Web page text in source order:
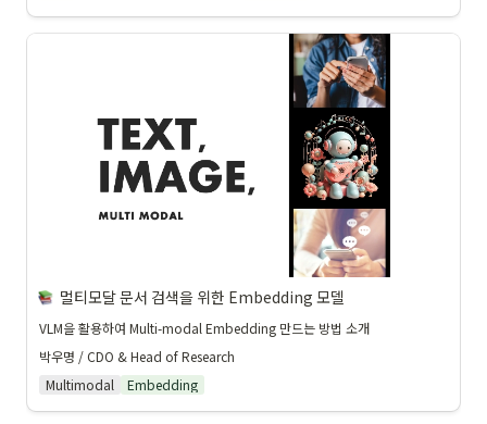
멀티모달 문서 검색을 위한 Embedding 모델
VLM을 활용하여 Multi-modal Embedding 만드는 방법 소개
박우명 / CDO & Head of Research
Multimodal
Embedding